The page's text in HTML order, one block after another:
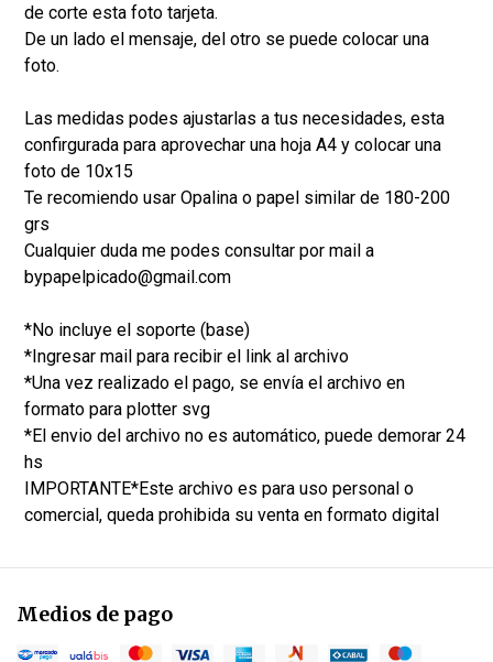
de corte esta foto tarjeta.
De un lado el mensaje, del otro se puede colocar una
foto.
Las medidas podes ajustarlas a tus necesidades, esta
confirgurada para aprovechar una hoja A4 y colocar una
foto de 10x15
Te recomiendo usar Opalina o papel similar de 180-200
grs
Cualquier duda me podes consultar por mail a
bypapelpicado@gmail.com
*No incluye el soporte (base)
*Ingresar mail para recibir el link al archivo
*Una vez realizado el pago, se envía el archivo en
formato para plotter svg
*El envio del archivo no es automático, puede demorar 24
hs
IMPORTANTE*Este archivo es para uso personal o
comercial, queda prohibida su venta en formato digital
Medios de pago